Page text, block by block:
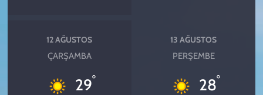
12 AĞUSTOS
ÇARŞAMBA
29°
13 AĞUSTOS
PERŞEMBE
28°